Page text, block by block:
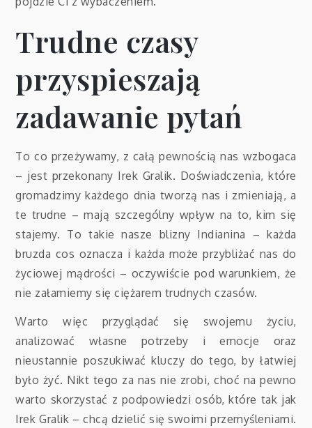
Trudne czasy
przyspieszają
zadawanie pytań
To co przeżywamy, z całą pewnością nas wzbogaca
– jest przekonany Irek Gralik. Doświadczenia, które
gromadzimy każdego dnia tworzą nas i zmieniają, a
te trudne – mają szczególny wpływ na to, kim się
stajemy. To takie nasze blizny Indianina – każda
bruzda cos oznacza i każda może przybliżać nas do
życiowej mądrości – oczywiście pod warunkiem, że
nie załamiemy się ciężarem trudnych czasów.
Warto więc przyglądać się swojemu życiu,
analizować własne potrzeby i emocje oraz
nieustannie poszukiwać kluczy do tego, by łatwiej
było żyć. Nikt tego za nas nie zrobi, choć na pewno
warto skorzystać z podpowiedzi osób, które tak jak
Irek Gralik – chcą dzielić się swoimi przemyśleniami.